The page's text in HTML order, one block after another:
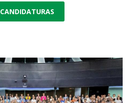
CANDIDATURAS